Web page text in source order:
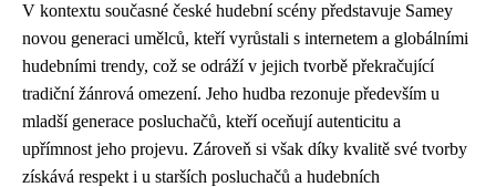
V kontextu současné české hudební scény představuje Samey
novou generaci umělců, kteří vyrůstali s internetem a globálními
hudebními trendy, což se odráží v jejich tvorbě překračující
tradiční žánrová omezení. Jeho hudba rezonuje především u
mladší generace posluchačů, kteří oceňují autenticitu a
upřímnost jeho projevu. Zároveň si však díky kvalitě své tvorby
získává respekt i u starších posluchačů a hudebních